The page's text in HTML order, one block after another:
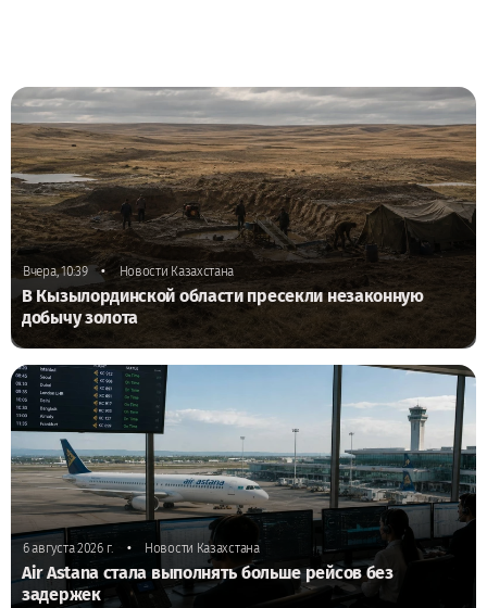
Вчера, 10:39 • Новости Казахстана
В Кызылординской области пресекли незаконную
добычу золота
6 августа 2026 г. • Новости Казахстана
Air Astana стала выполнять больше рейсов без
задержек